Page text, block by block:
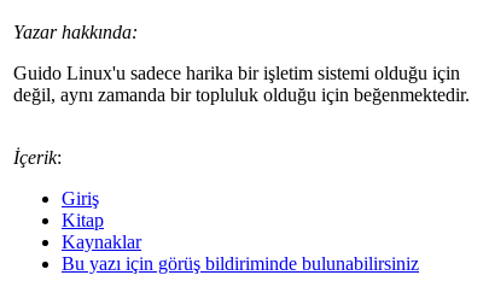
Yazar hakkında:
Guido Linux'u sadece harika bir işletim sistemi olduğu için
değil, aynı zamanda bir topluluk olduğu için beğenmektedir.
İçerik:
Giriş
Kitap
Kaynaklar
Bu yazı için görüş bildiriminde bulunabilirsiniz